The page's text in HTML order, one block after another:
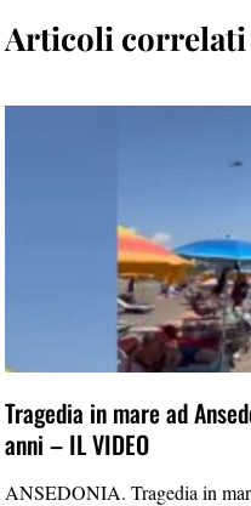
Articoli correlati
Tragedia in mare ad
anni – IL VIDEO
ANSEDONIA. Tragedia in